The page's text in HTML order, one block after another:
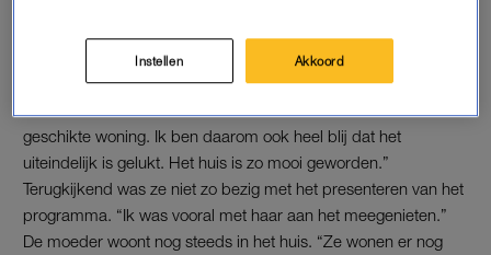
spierziekte een huis zocht.
“Mijn eigen dochter heeft epilepsie, dus ik snap dat je als
geschikte woning. Ik ben daarom ook heel blij dat het
uiteindelijk is gelukt. Het huis is zo mooi geworden.”
Terugkijkend was ze niet zo bezig met het presenteren van het
programma. “Ik was vooral met haar aan het meegenieten.”
De moeder woont nog steeds in het huis. “Ze wonen er nog
Instellen Akkoord